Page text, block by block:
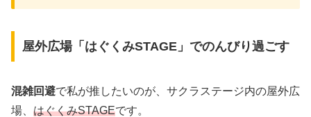
屋外広場「はぐくみSTAGE」でのんびり過ごす
混雑回避で私が推したいのが、サクラステージ内の屋外広
場、 はぐくみSTAGEです。